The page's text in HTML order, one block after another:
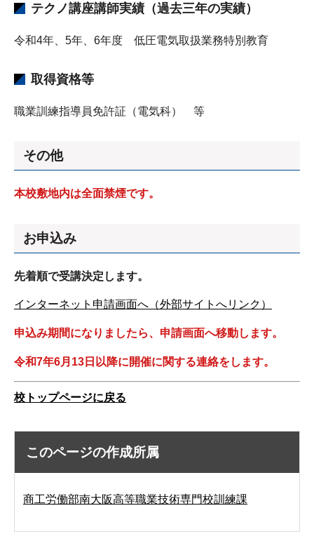
テクノ講座講師実績（過去三年の実績）
令和4年、5年、6年度 低圧電気取扱業務特別教育
取得資格等
職業訓練指導員免許証（電気科） 等
その他
本校敷地内は全面禁煙です。
お申込み
先着順で受講決定します。
インターネット申請画面へ（外部サイトへリンク）
申込み期間になりましたら、申請画面へ移動します。
令和7年6月13日以降に開催に関する連絡をします。
校トップページに戻る
このページの作成所属
商工労働部南大阪高等職業技術専門校訓練課